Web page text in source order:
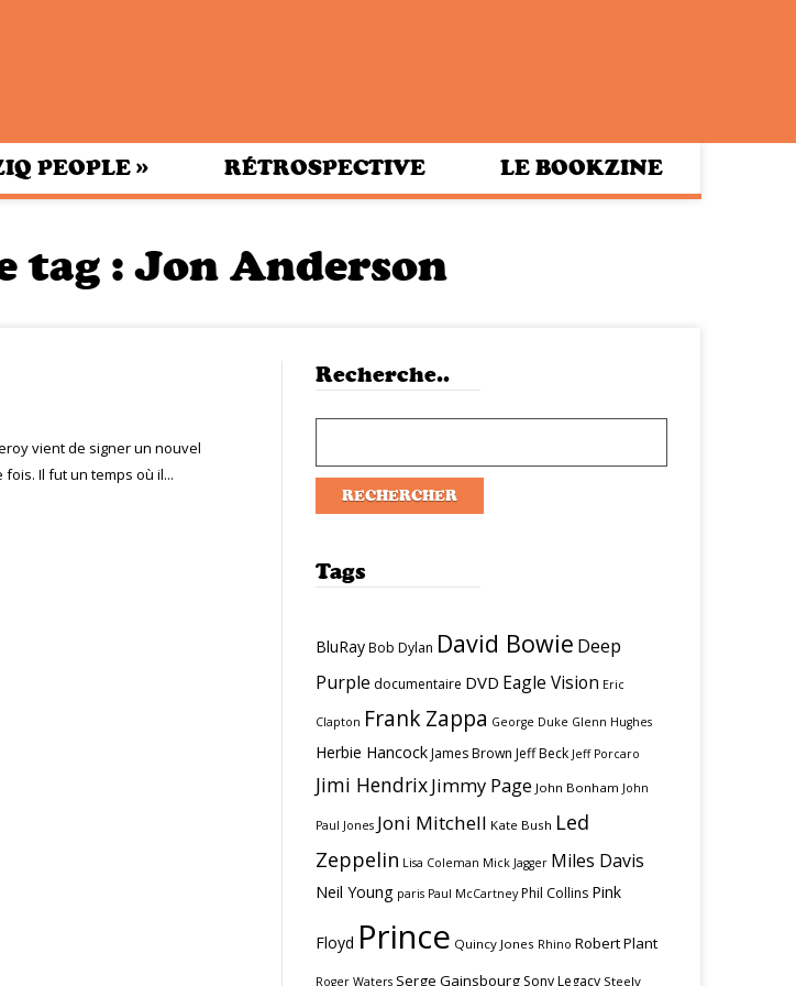
PEOPLE » RÉTROSPECTIVE LE BOOKZINE
tag :Jon Anderson
vient de signer un nouvel
Il fut un temps où il...
Recherche..
Tags
BluRay Bob Dylan David Bowie Deep
Purple documentaire DVD Eagle Vision Eric
Clapton Frank Zappa George Duke Glenn Hughes
Herbie Hancock James Brown Jeff Beck Jeff Porcaro
Jimi HendrixJimmy Page John Bonham John
Paul Jones Joni Mitchell Kate Bush Led
Zeppelin Lisa Coleman Mick Jagger Miles Davis
Neil Young paris Paul McCartney Phil Collins Pink
Floyd Prince Quincy Jones Rhino Robert Plant
Roger Waters Serge Gainsbourg Sony Legacy Steely